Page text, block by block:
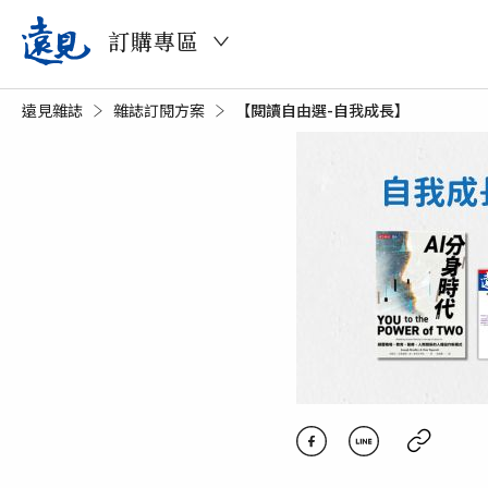
訂購專區
遠見雜誌 雜誌訂閱方案 目前頁面：
【閱讀自由選-自我成長】